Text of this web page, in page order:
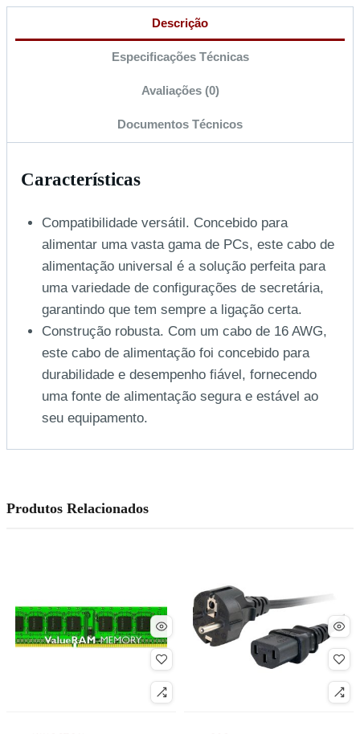
Descrição
Especificações Técnicas
Avaliações (0)
Documentos Técnicos
Características
Compatibilidade versátil. Concebido para
alimentar uma vasta gama de PCs, este cabo de
alimentação universal é a solução perfeita para
uma variedade de configurações de secretária,
garantindo que tem sempre a ligação certa.
Construção robusta. Com um cabo de 16 AWG,
este cabo de alimentação foi concebido para
durabilidade e desempenho fiável, fornecendo
uma fonte de alimentação segura e estável ao
seu equipamento.
Produtos Relacionados